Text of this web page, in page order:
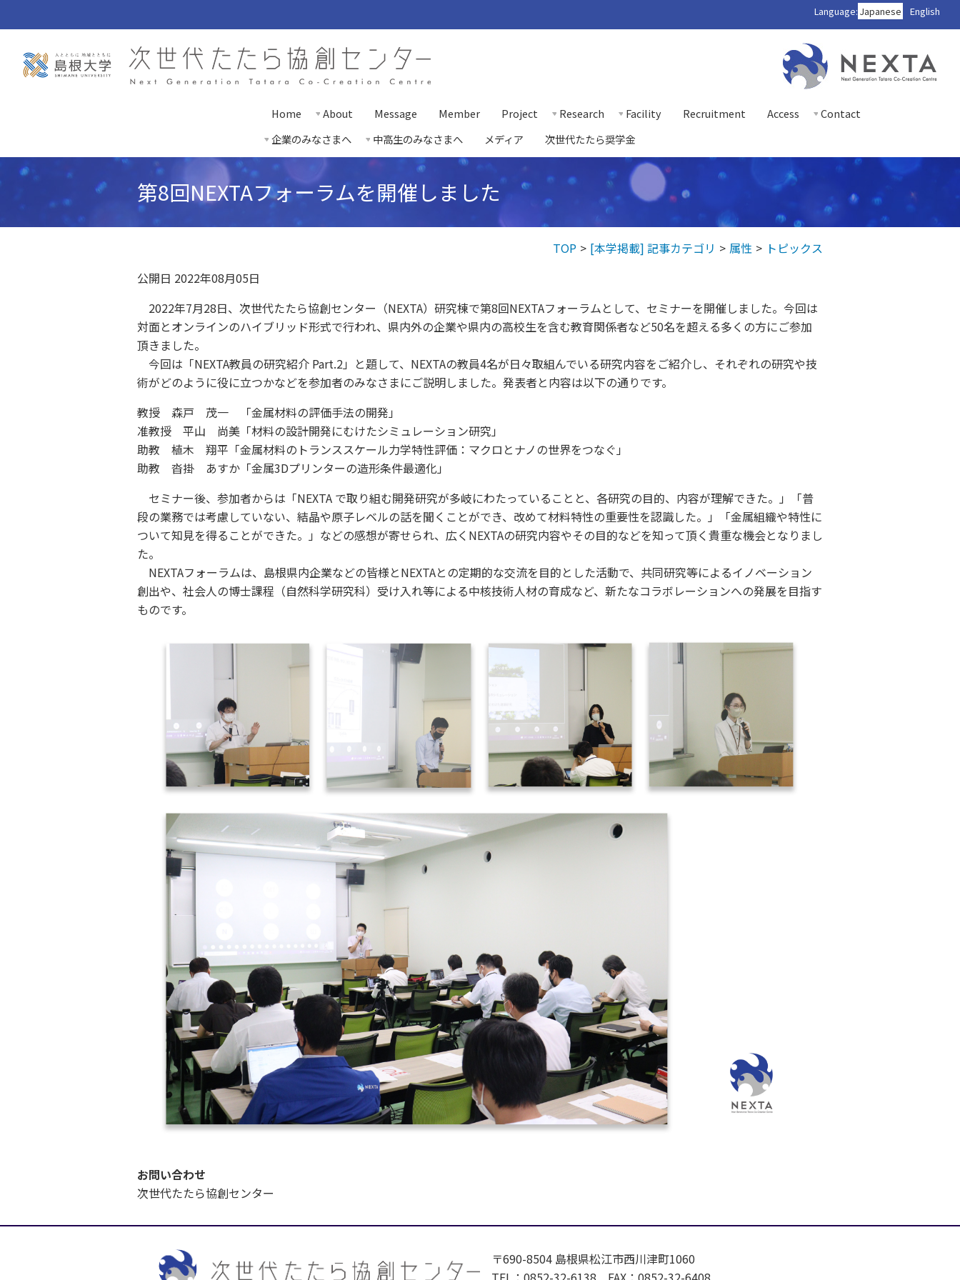
Language: Japanese English
Home About Message Member Project Research Facility Recruitment Access
Contact
企業のみなさまへ
中高生のみなさまへ メディア 次世代たたら奨学金
第8回NEXTAフォーラムを開催しました
TOP [本学掲載] 記事カテゴリ 属性
トピックス
公開日 2022年08月05日
2022年7月28日、次世代たたら協創センター（NEXTA）研究棟で第8回NEXTAフォーラムとして、セミナーを開催しました。今回は
対面とオンラインのハイブリッド形式で行われ、県内外の企業や県内の高校生を含む教育関係者など50名を超える多くの方にご参加
頂きました。
今回は「NEXTA教員の研究紹介 Part.2」と題して、NEXTAの教員4名が日々取組んでいる研究内容をご紹介し、それぞれの研究や技
術がどのように役に立つかなどを参加者のみなさまにご説明しました。発表者と内容は以下の通りです。
教授 森戸 茂一 「金属材料の評価手法の開発」
准教授 平山 尚美「材料の設計開発にむけたシミュレーション研究」
助教 植木 翔平「金属材料のトランススケール力学特性評価：マクロとナノの世界をつなぐ」
助教 沓掛 あすか「金属3Dプリンターの造形条件最適化」
セミナー後、参加者からは「NEXTA で取り組む開発研究が多岐にわたっていることと、各研究の目的、内容が理解できた。」「普
段の業務では考慮していない、結晶や原子レベルの話を聞くことができ、改めて材料特性の重要性を認識した。」「金属組織や特性に
ついて知見を得ることができた。」などの感想が寄せられ、広くNEXTAの研究内容やその目的などを知って頂く貴重な機会となりまし
た。
NEXTAフォーラムは、島根県内企業などの皆様とNEXTAとの定期的な交流を目的とした活動で、共同研究等によるイノベーション
創出や、社会人の博士課程（自然科学研究科）受け入れ等による中核技術人材の育成など、新たなコラボレーションへの発展を目指す
ものです。
お問い合わせ
次世代たたら協創センター
〒690-8504 島根県松江市西川津町1060